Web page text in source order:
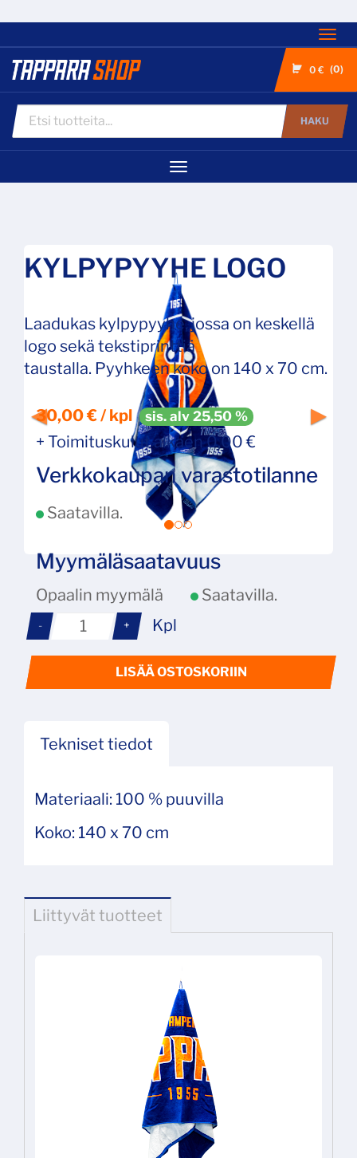
0 € 0
HAKU
Navigaatio
KYLPYPYYHE LOGO
Laadukas kylpypyyhe, jossa on keskellä
logo sekä tekstiprinttiä
taustalla. Pyyhkeen koko on 140 x 70 cm.
30,00 € / kpl sis. alv 25,50 %
+ Toimituskulut alkaen 0,00 €
Verkkokaupan varastotilanne
Saatavilla.
Myymäläsaatavuus
Opaalin myymälä Saatavilla.
- + Kpl
LISÄÄ OSTOSKORIIN
Tekniset tiedot
Materiaali: 100 % puuvilla
Koko: 140 x 70 cm
Liittyvät tuotteet